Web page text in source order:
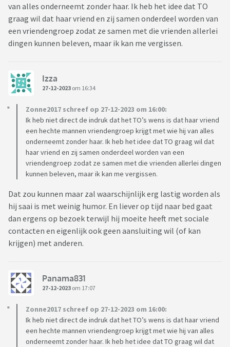
van alles onderneemt zonder haar. Ik heb het idee dat TO
graag wil dat haar vriend en zij samen onderdeel worden van
een vriendengroep zodat ze samen met die vrienden allerlei
dingen kunnen beleven, maar ik kan me vergissen.
Izza
27-12-2023 om 16:34
Zonne2017 schreef op 27-12-2023 om 16:00:
Ik heb niet direct de indruk dat het TO’s wens is dat haar vriend
een hechte mannen vriendengroep krijgt met wie hij van alles
onderneemt zonder haar. Ik heb het idee dat TO graag wil dat
haar vriend en zij samen onderdeel worden van een
vriendengroep zodat ze samen met die vrienden allerlei dingen
kunnen beleven, maar ik kan me vergissen.
Dat zou kunnen maar zal waarschijnlijk erg lastig worden als
hij saai is met weinig humor. En liever op tijd naar bed gaat
dan ergens op bezoek terwijl hij moeite heeft met sociale
contacten en eigenlijk ook geen aansluiting wil (of kan
krijgen) met anderen.
Panama831
27-12-2023 om 17:07
Zonne2017 schreef op 27-12-2023 om 16:00:
Ik heb niet direct de indruk dat het TO’s wens is dat haar vriend
een hechte mannen vriendengroep krijgt met wie hij van alles
onderneemt zonder haar. Ik heb het idee dat TO graag wil dat